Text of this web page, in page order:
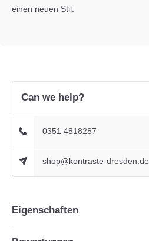
einen neuen Stil.
Can we help?
0351 4818287
shop@kontraste-dresden.de
Eigenschaften